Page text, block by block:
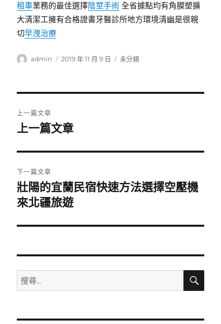
租車業務的最佳選擇陰莖手術 全省據點均有角膜塑擴
大清潔工擁有合格證書牙醫診所地方環境清幽是很親
切早洩治療
作
admin
發
2019 年 11 月 9 日
分
未分類
章
覽
上一篇文章
上
篇
文
章:
上一篇文章
下一篇文章
下
一
文
壯陽的宜蘭民宿快速方法選擇空壓機
來北疆旅遊
搜
尋
鍵
搜